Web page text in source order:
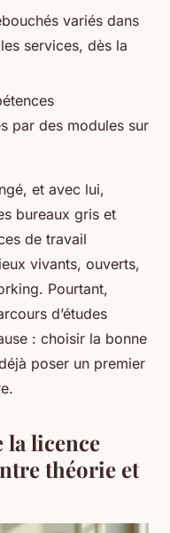
variés dans
services, dès la
par des modules sur
et avec lui,
bureaux gris et
de travail
vivants, ouverts,
Pourtant,
d’études
: choisir la bonne
poser un premier
la licence
théorie et